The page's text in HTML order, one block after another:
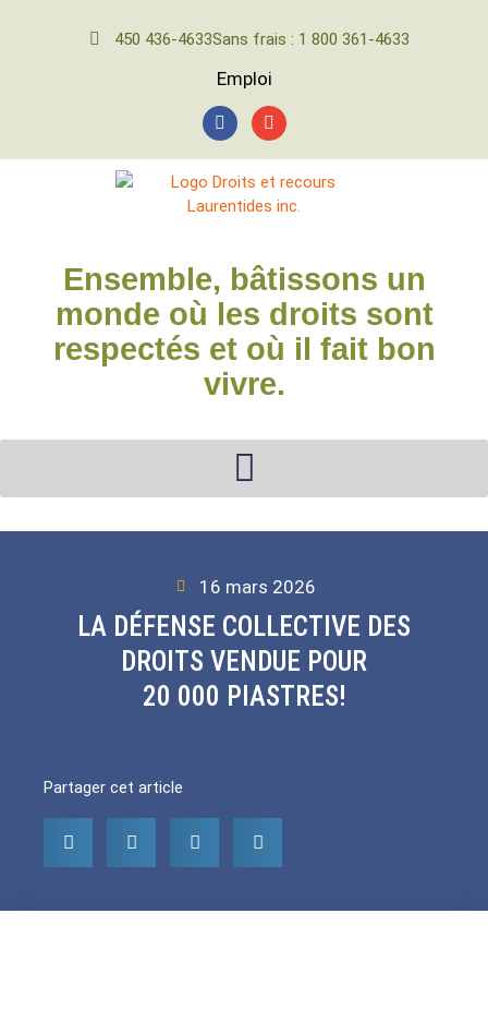
450 436-4633Sans frais : 1 800 361-4633
Emploi
Ensemble, bâtissons un
monde où les droits sont
respectés et où il fait bon
vivre.
16 mars 2026
LA DÉFENSE COLLECTIVE DES
DROITS VENDUE POUR
20 000 PIASTRES!
Partager cet article